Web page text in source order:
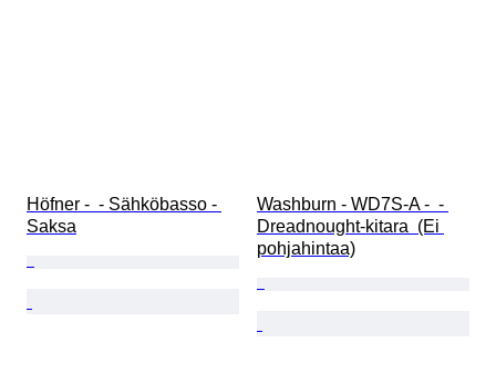
Höfner -  - Sähköbasso -
Saksa
Washburn - WD7S-A -  -
Dreadnought-kitara  (Ei
pohjahintaa)